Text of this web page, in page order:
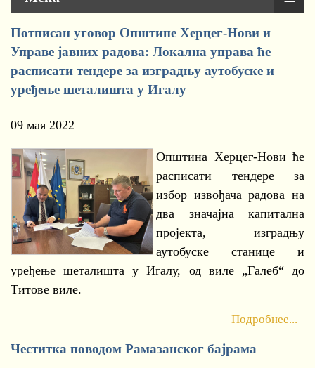
Потписан уговор Општине Херцег-Нови и
Управе јавних радова: Локална управа ће
расписати тендере за изградњу аутобуске и
уређење шеталишта у Игалу
09 мая 2022
Општина Херцег-Нови ће
расписати тендере за
избор извођача радова на
два значајна капитална
пројекта, изградњу
аутобуске станице и
уређење шеталишта у Игалу, од виле „Галеб“ до
Титове виле.
Подробнее...
Честитка поводом Рамазанског бајрама